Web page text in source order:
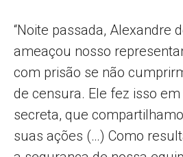
“Noite passada, Alexandre
ameaçou nosso
com prisão se não
de censura. Ele fez isso
secreta, que
suas ações (…) Como